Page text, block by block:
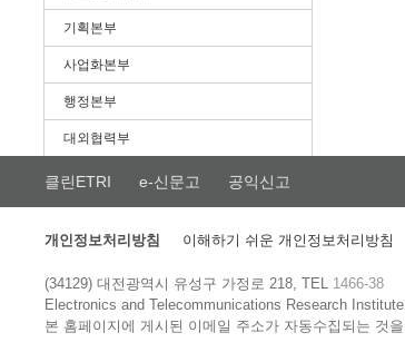
기획본부
사업화본부
행정본부
대외협력부
클린ETRI e-신문고 공익신고
개인정보처리방침 이해하기 쉬운 개인정보처리방침
(34129) 대전광역시 유성구 가정로 218, TEL 1466-38
Electronics and Telecommunications Research
본 홈페이지에 게시된 이메일 주소가 자동수집되는 것